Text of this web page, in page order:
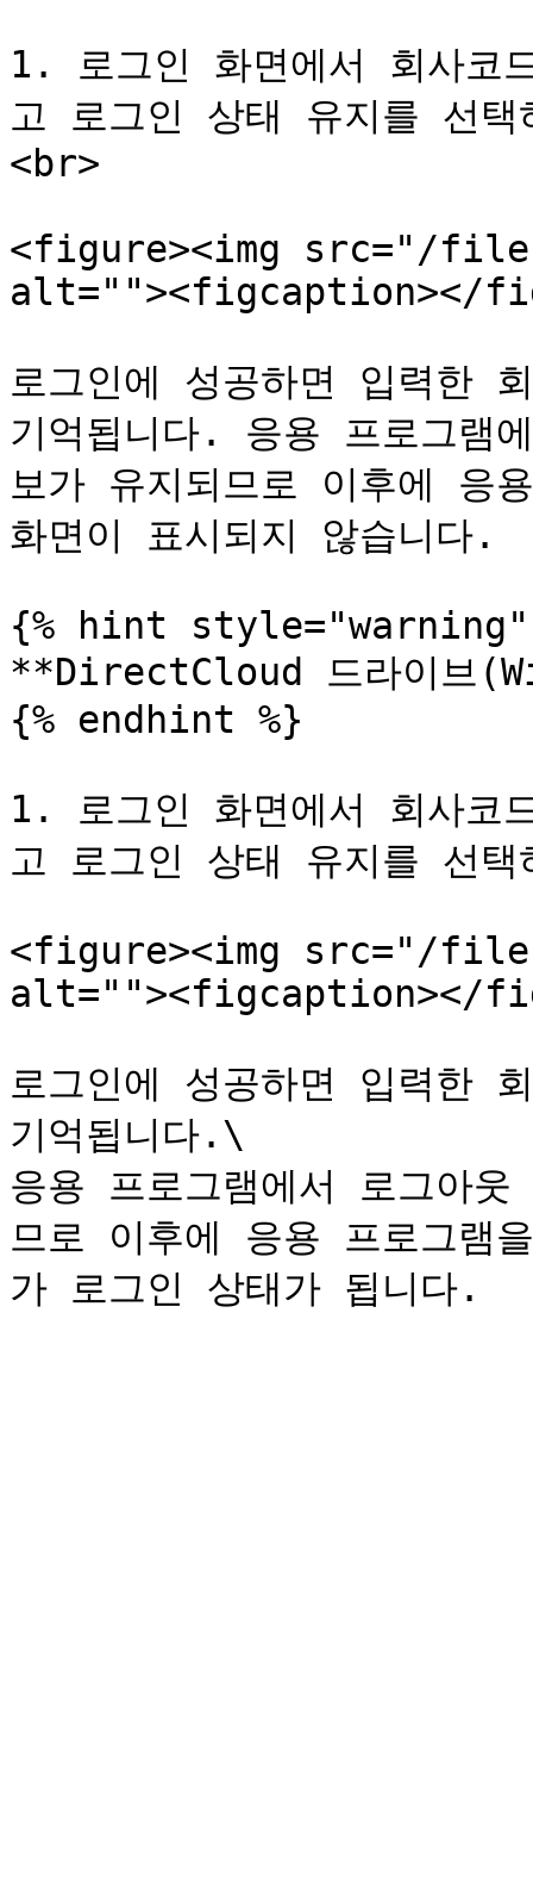
1. 로그인 화면에서 회사코
고 로그인 상태 유지를 선
<br>
<figure><img src="/
alt=""><figcaption></
로그인에 성공하면 입력한
기억됩니다. 응용 프로그램
보가 유지되므로 이후에 응
화면이 표시되지 않습니다.
{% hint style="warning"
**DirectCloud 드라이브
{% endhint %}
1. 로그인 화면에서 회사코
고 로그인 상태 유지를 선
<figure><img src="/files/
alt=""><figcaption></
로그인에 성공하면 입력한
기억됩니다.\
응용 프로그램에서 로그아
므로 이후에 응용 프로그